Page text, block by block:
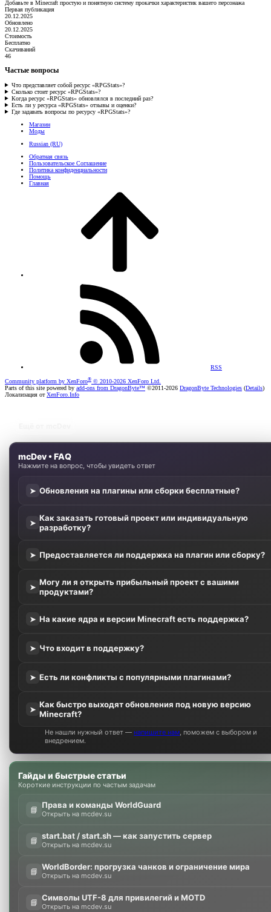
Добавьте в Minecraft простую и понятную систему прокачки характеристик вашего персонажа
Первая публикация
20.12.2025
Обновлено
20.12.2025
Стоимость
Бесплатно
Скачиваний
46
Частые вопросы
Что представляет собой ресурс «RPGStats»?
Сколько стоит ресурс «RPGStats»?
Когда ресурс «RPGStats» обновлялся в последний раз?
Есть ли у ресурса «RPGStats» отзывы и оценки?
Где задавать вопросы по ресурсу «RPGStats»?
Магазин
Моды
Russian (RU)
Обратная связь
Пользовательское Соглашение
Политика конфиденциальности
Помощь
Главная
RSS
Community platform by XenForo® © 2010-2026 XenForo Ltd.
Parts of this site powered by add-ons from DragonByte™ ©2011-2026 DragonByte Technologies (Details)
Локализация отXenForo.Info
mcDev • FAQ
Нажмите на вопрос, чтобы увидеть ответ
➤ Обновления на плагины или сборки бесплатные?
➤ Как заказать готовый проект или индивидуальную
разработку?
➤ Предоставляется ли поддержка на плагин или сборку?
➤ Могу ли я открыть прибыльный проект с вашими
продуктами?
➤ На какие ядра и версии Minecraft есть поддержка?
➤ Что входит в поддержку?
➤ Есть ли конфликты с популярными плагинами?
➤ Как быстро выходят обновления под новую версию
Minecraft?
Не нашли нужный ответ —напишите нам, поможем с выбором и
внедрением.
Гайды и быстрые статьи
Короткие инструкции по частым задачам
📘 Права и команды WorldGuard
Открыть на mcdev.su
📘 start.bat / start.sh — как запустить сервер
Открыть на mcdev.su
📘 WorldBorder: прогрузка чанков и ограничение мира
Открыть на mcdev.su
📘 Символы UTF-8 для привилегий и MOTD
Открыть на mcdev.su